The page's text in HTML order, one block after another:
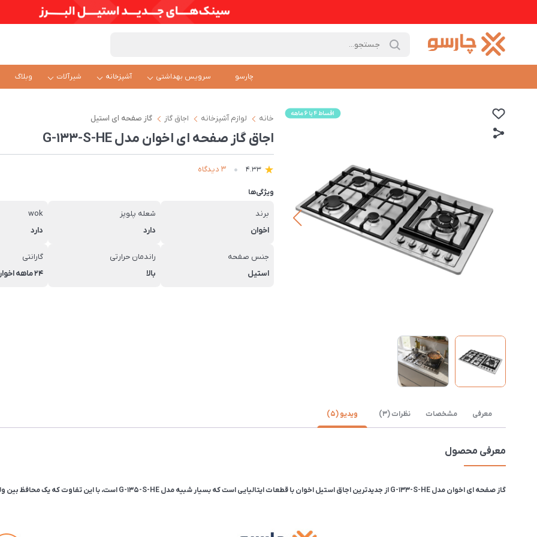
چارسو سرویس بهداشتی آشپزخانه شیرآلات وبلاگ
خانه لوازم آشپزخانه اجاق گاز گاز صفحه ای استیل
اجاق گاز صفحه ای اخوان مدل G-133-S-HE
4.33 3 دیدگاه
ویژگی‌ها
برند
اخوان
شعله پلوپز
دارد
wok
دارد
جنس صفحه
استیل
راندمان حرارتی
بالا
گارانتی
۲۴ ماهه اخوان
معرفی مشخصات نظرات (3) ویدیو (5)
معرفی محصول
گاز صفحه ای اخوان مدل G-133-S-HE از جدیدترین اجاق استیل اخوان با قطعات ایتالیایی است‌ که‌ بسیار شبیه مدل G-135-S-HE است، با این تفاوت که یک محافظ بین ولوم ها و شعله پلوپز دارد که مانع انتقال حرارت به ولوم ها می‌شود.